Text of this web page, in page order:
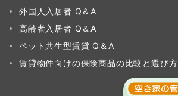
外国人入居者 Q＆A
高齢者入居者 Q＆A
ペット共生型賃貸 Q＆A
賃貸物件向けの保険商品の比較と選び方